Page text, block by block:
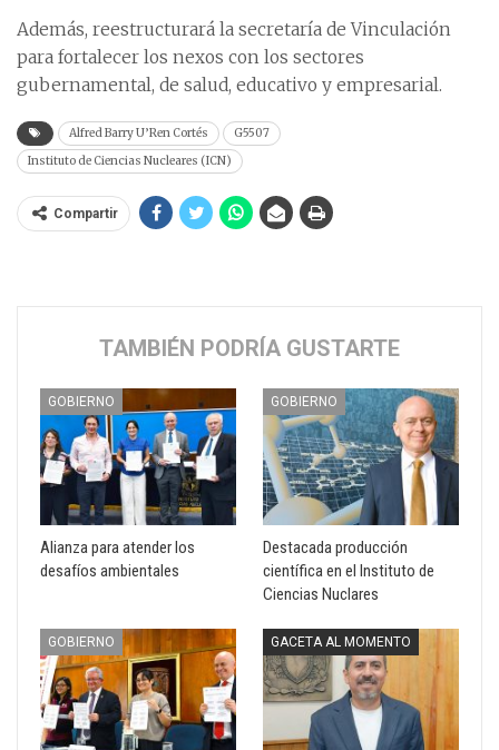
Además, reestructurará la secretaría de Vinculación
para fortalecer los nexos con los sectores
gubernamental, de salud, educativo y empresarial.
Alfred Barry U’Ren Cortés
G5507
Instituto de Ciencias Nucleares (ICN)
Compartir
TAMBIÉN PODRÍA GUSTARTE
GOBIERNO
Alianza para atender los
desafíos ambientales
GOBIERNO
Destacada producción
científica en el Instituto de
Ciencias Nuclares
GOBIERNO GACETA AL MOMENTO